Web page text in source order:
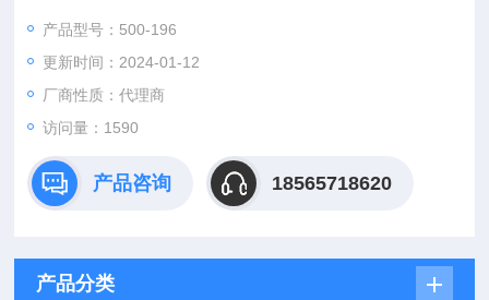
能。
产品型号：500-196
更新时间：2024-01-12
厂商性质：代理商
访问量：1590
产品咨询 18565718620
产品分类